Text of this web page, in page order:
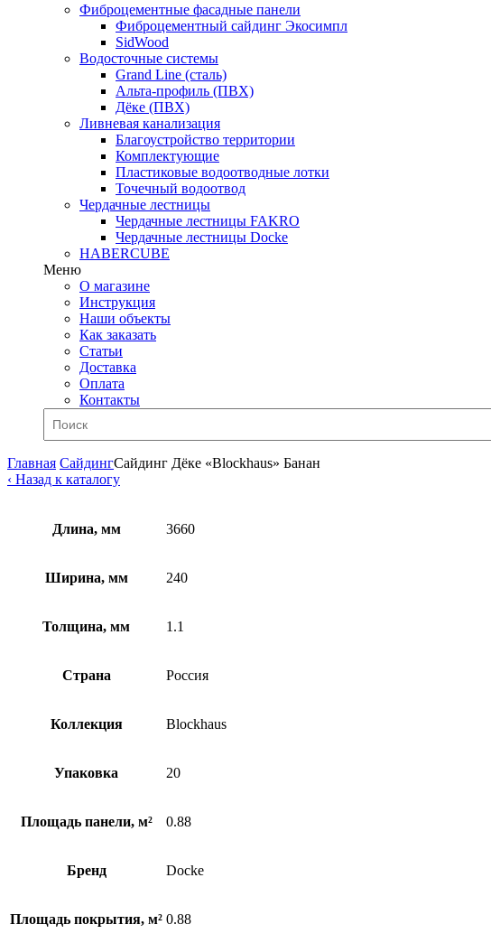
Фиброцементные фасадные панели
Фиброцементный сайдинг Экосимпл
SidWood
Водосточные системы
Grand Line (сталь)
Альта-профиль (ПВХ)
Дёке (ПВХ)
Ливневая канализация
Благоустройство территории
Комплектующие
Пластиковые водоотводные лотки
Точечный водоотвод
Чердачные лестницы
Чердачные лестницы FAKRO
Чердачные лестницы Docke
HABERCUBE
Меню
О магазине
Инструкция
Наши объекты
Как заказать
Статьи
Доставка
Оплата
Контакты
Главная СайдингСайдинг Дёке «Blockhaus» Банан
‹ Назад к каталогу
Длина, мм 3660
Ширина, мм 240
Толщина, мм 1.1
Страна Россия
Коллекция Blockhaus
Упаковка 20
Площадь панели, м² 0.88
Бренд Docke
Площадь покрытия, м² 0.88